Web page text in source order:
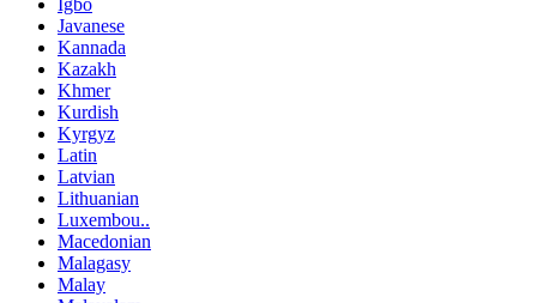
Javanese
Kannada
Kazakh
Khmer
Kurdish
Kyrgyz
Latin
Latvian
Lithuanian
Luxembou..
Macedonian
Malagasy
Malay